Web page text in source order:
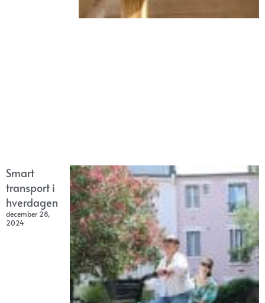
Smart
transport i
hverdagen
december 28,
2024